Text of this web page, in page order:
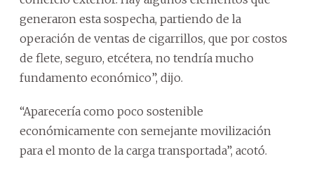
generaron esta sospecha, partiendo de la
operación de ventas de cigarrillos, que por costos
de flete, seguro, etcétera, no tendría mucho
fundamento económico”, dijo.
“Aparecería como poco sostenible
económicamente con semejante movilización
para el monto de la carga transportada”, acotó.